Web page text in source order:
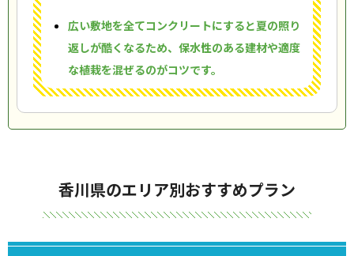
広い敷地を全てコンクリートにすると夏の照り
返しが酷くなるため、保水性のある建材や適度
な植栽を混ぜるのがコツです。
香川県のエリア別おすすめプラン